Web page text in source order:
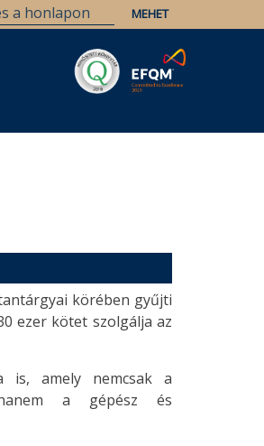
körében gyűjti
ezer kötet szolgálja az
is, amely nemcsak a
hanem a gépész és